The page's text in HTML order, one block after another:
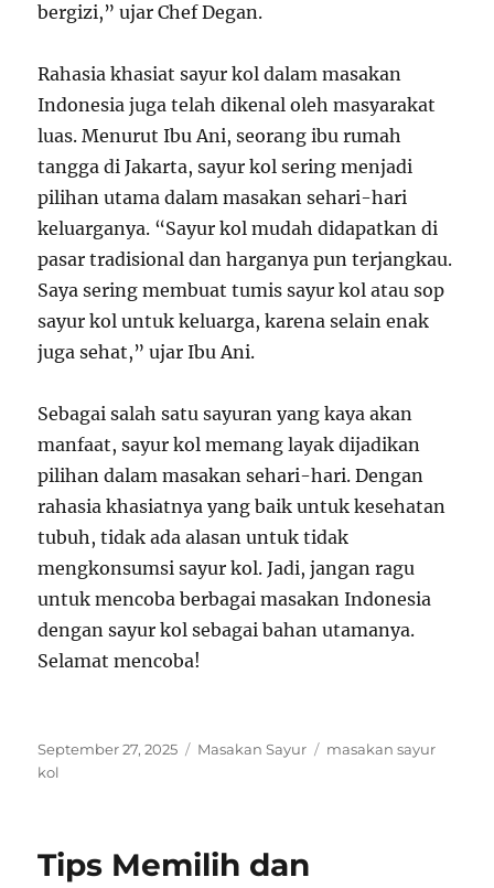
bergizi,” ujar Chef Degan.
Rahasia khasiat sayur kol dalam masakan
Indonesia juga telah dikenal oleh masyarakat
luas. Menurut Ibu Ani, seorang ibu rumah
tangga di Jakarta, sayur kol sering menjadi
pilihan utama dalam masakan sehari-hari
keluarganya. “Sayur kol mudah didapatkan di
pasar tradisional dan harganya pun terjangkau.
Saya sering membuat tumis sayur kol atau sop
sayur kol untuk keluarga, karena selain enak
juga sehat,” ujar Ibu Ani.
Sebagai salah satu sayuran yang kaya akan
manfaat, sayur kol memang layak dijadikan
pilihan dalam masakan sehari-hari. Dengan
rahasia khasiatnya yang baik untuk kesehatan
tubuh, tidak ada alasan untuk tidak
mengkonsumsi sayur kol. Jadi, jangan ragu
untuk mencoba berbagai masakan Indonesia
dengan sayur kol sebagai bahan utamanya.
Selamat mencoba!
Posted
on
September 27, 2025 Categories
Masakan Sayur Tags
masakan sayur
kol
Tips Memilih dan